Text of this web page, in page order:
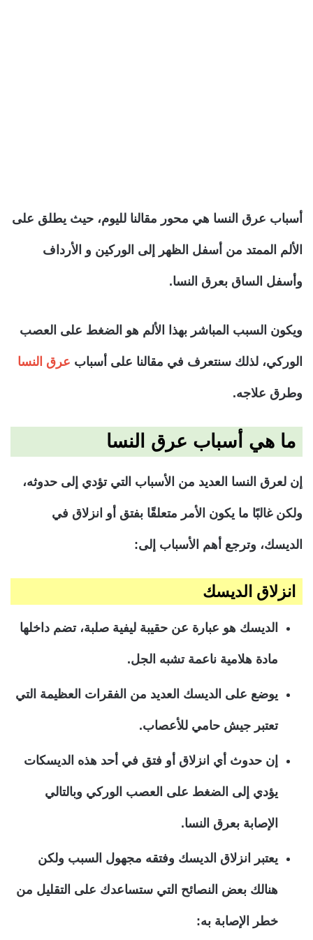
أسباب عرق النسا هي محور مقالنا لليوم، حيث يطلق على
الألم الممتد من أسفل الظهر إلى الوركين و الأرداف
وأسفل الساق بعرق النسا.
ويكون السبب المباشر بهذا الألم هو الضغط على العصب
الوركي، لذلك سنتعرف في مقالنا على أسباب عرق النسا
وطرق علاجه.
ما هي أسباب عرق النسا
إن لعرق النسا العديد من الأسباب التي تؤدي إلى حدوثه،
ولكن غالبًا ما يكون الأمر متعلقًا بفتق أو انزلاق في
الديسك، وترجع أهم الأسباب إلى:
انزلاق الديسك
الديسك هو عبارة عن حقيبة ليفية صلبة، تضم داخلها
مادة هلامية ناعمة تشبه الجل.
يوضع على الديسك العديد من الفقرات العظيمة التي
تعتبر جيش حامي للأعصاب.
إن حدوث أي انزلاق أو فتق في أحد هذه الديسكات
يؤدي إلى الضغط على العصب الوركي وبالتالي
الإصابة بعرق النسا.
يعتبر انزلاق الديسك وفتقه مجهول السبب ولكن
هنالك بعض النصائح التي ستساعدك على التقليل من
خطر الإصابة به: